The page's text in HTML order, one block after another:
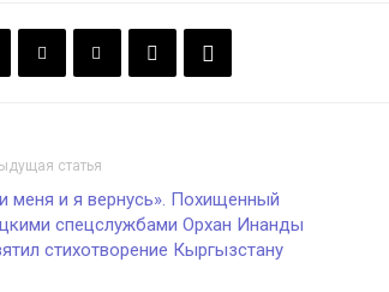
статья
меня и я вернусь». Похищенный
спецслужбами Орхан Инанды
стихотворение Кыргызстану